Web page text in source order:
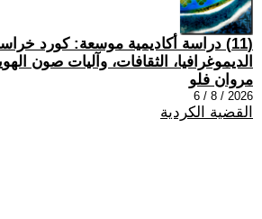
(11) دراسة أكاديمية موسعة: كورد
الديموغرافيا، الثقافات، وآليات صون
مروان فلو
2026 / 8 / 6
القضية الكردية